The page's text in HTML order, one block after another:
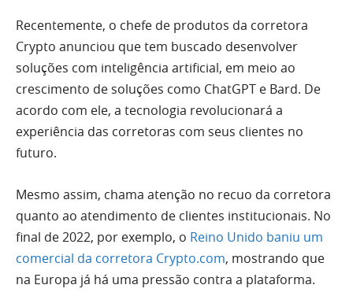
Recentemente, o chefe de produtos da corretora
Crypto anunciou que tem buscado desenvolver
soluções com inteligência artificial, em meio ao
crescimento de soluções como ChatGPT e Bard. De
acordo com ele, a tecnologia revolucionará a
experiência das corretoras com seus clientes no
futuro.
Mesmo assim, chama atenção no recuo da corretora
quanto ao atendimento de clientes institucionais. No
final de 2022, por exemplo, o Reino Unido baniu um
comercial da corretora Crypto.com, mostrando que
na Europa já há uma pressão contra a plataforma.